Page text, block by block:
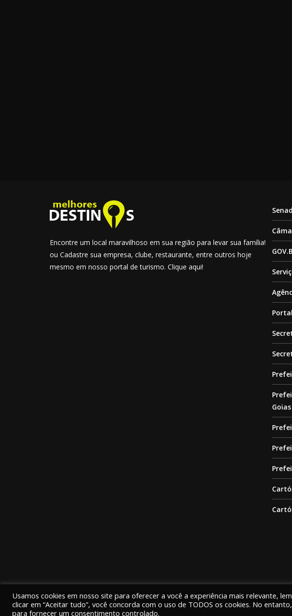
Encontre um local maravilhoso em sua região para levar sua família!
ou Cadastre sua empresa, clube, restaurante, entre outros hoje
mesmo em nosso portal de turismo. Clique aqui!
Goias
Todos os direitos reservados.
Usamos cookies em nosso site para oferecer a você a experiência mais relevante,
clicar em “Aceitar tudo”, você concorda com o uso de TODOS os cookies. No
para fornecer um consentimento controlado.